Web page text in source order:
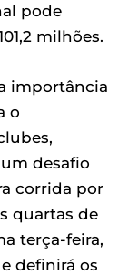
pode
milhões.
importância
o
desafio
corrida por
quartas de
terça-feira,
definirá os